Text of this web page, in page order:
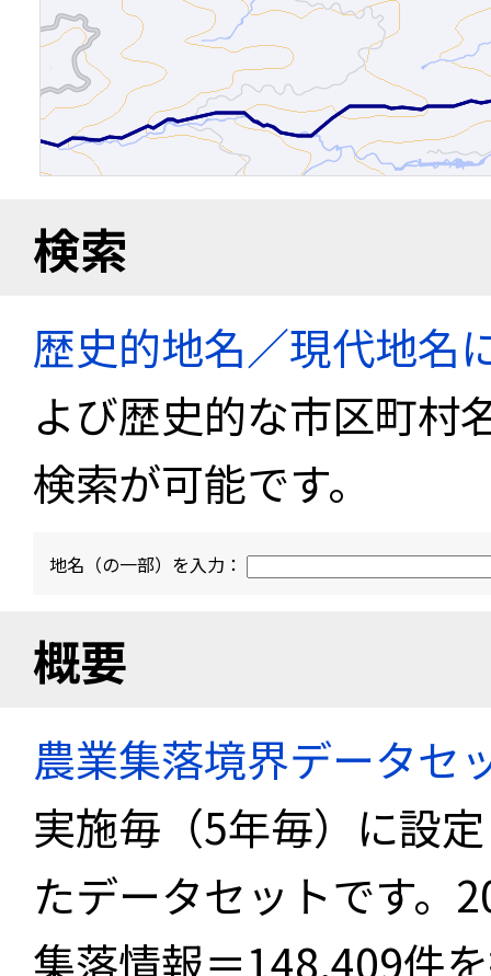
検索
歴史的地名／現代地名
よび歴史的な市区町村
検索が可能です。
地名（の一部）を入力：
概要
農業集落境界データセ
実施毎（5年毎）に設
たデータセットです。
集落情報＝148,409件